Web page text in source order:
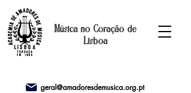
Música no Coração de
Lisboa
geral@amadoresdemusica.org.pt